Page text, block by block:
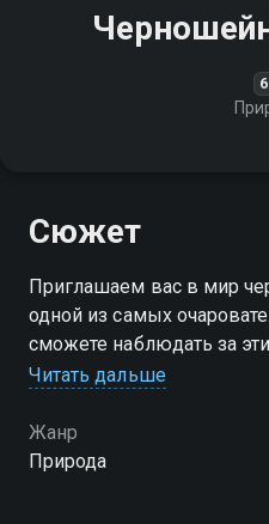
Сюжет
Приглашаем вас в мир
одной из самых
сможете наблюдать за
созданиями, которые
Читать дальше
Жанр
Природа